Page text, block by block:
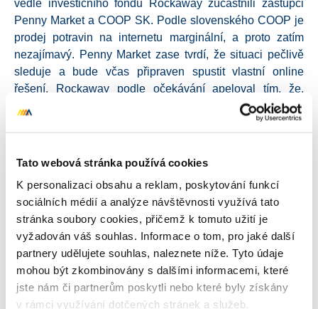
Tato webová stránka používá cookies
K personalizaci obsahu a reklam, poskytování funkcí
sociálních médií a analýze návštěvnosti využívá tato
stránka soubory cookies, přičemž k tomuto užití je
vyžadován váš souhlas. Informace o tom, pro jaké další
partnery udělujete souhlas, naleznete níže. Tyto údaje
mohou být zkombinovány s dalšími informacemi, které
jste nám či partnerům poskytli nebo které byly získány
v rámci využívání dotčených stránek a služeb.
vedle investičního fondu Rockaway zúčastnili zástupci
Penny Market a COOP SK. Podle slovenského COOP je
prodej potravin na internetu marginální, a proto zatím
nezajímavý. Penny Market zase tvrdí, že situaci pečlivě
sleduje a bude včas připraven spustit vlastní online
řešení. Rockaway podle očekávání apeloval tím, že,
soudě dle západní Evropy, je nejlepší cesta vstoupit na
jejíž progresivní přístup se z offline zřejmě přenese též do
online. Podle dostupných informací otevře svůj e-shop
začátkem roku 2017. Vynechá čerstvé potraviny a patrně
nabídne pouze trvanlivé nebo spotřební zboží, čímž
výrazně klesnou požadavky na logistiku. Ruku v ruce s
tím jde však i plán firmy investovat do redesignu prodejen
a jejich celkové modernizace (první prototyp funguje v
Berouně). Investovat do prodejen chce právě i Penny